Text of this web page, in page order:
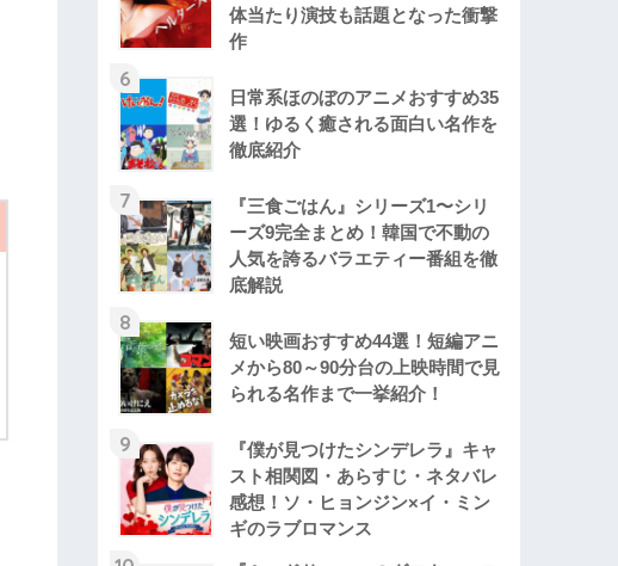
体当たり演技も話題となった衝撃
作
6
日常系ほのぼのアニメおすすめ35
選！ゆるく癒される面白い名作を
徹底紹介
7
『三食ごはん』シリーズ1〜シリ
ーズ9完全まとめ！韓国で不動の
人気を誇るバラエティー番組を徹
底解説
8
短い映画おすすめ44選！短編アニ
メから80～90分台の上映時間で見
られる名作まで一挙紹介！
9
『僕が見つけたシンデレラ』キャ
スト相関図・あらすじ・ネタバレ
感想！ソ・ヒョンジン×イ・ミン
ギのラブロマンス